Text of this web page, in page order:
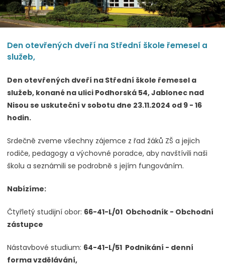
Den otevřených dveří na Střední škole řemesel a
služeb,
Den otevřených dveří na Střední škole řemesel a
služeb, konané na ulici Podhorská 54, Jablonec nad
Nisou se uskuteční v sobotu dne 23.11.2024 od 9 - 16
hodin.
Srdečně zveme všechny zájemce z řad žáků ZŠ a jejich
rodiče, pedagogy a výchovné poradce, aby navštívili naši
školu a seznámili se podrobně s jejím fungováním.
Nabízíme:
Čtyřletý studijní obor: 66-41-L/01 Obchodník - Obchodní
zástupce
Nástavbové studium: 64-41-L/51 Podnikání - denní
forma vzdělávání,